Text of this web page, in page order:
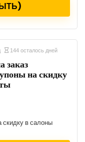
144 осталось дней
заказ
на скидку
в салоны